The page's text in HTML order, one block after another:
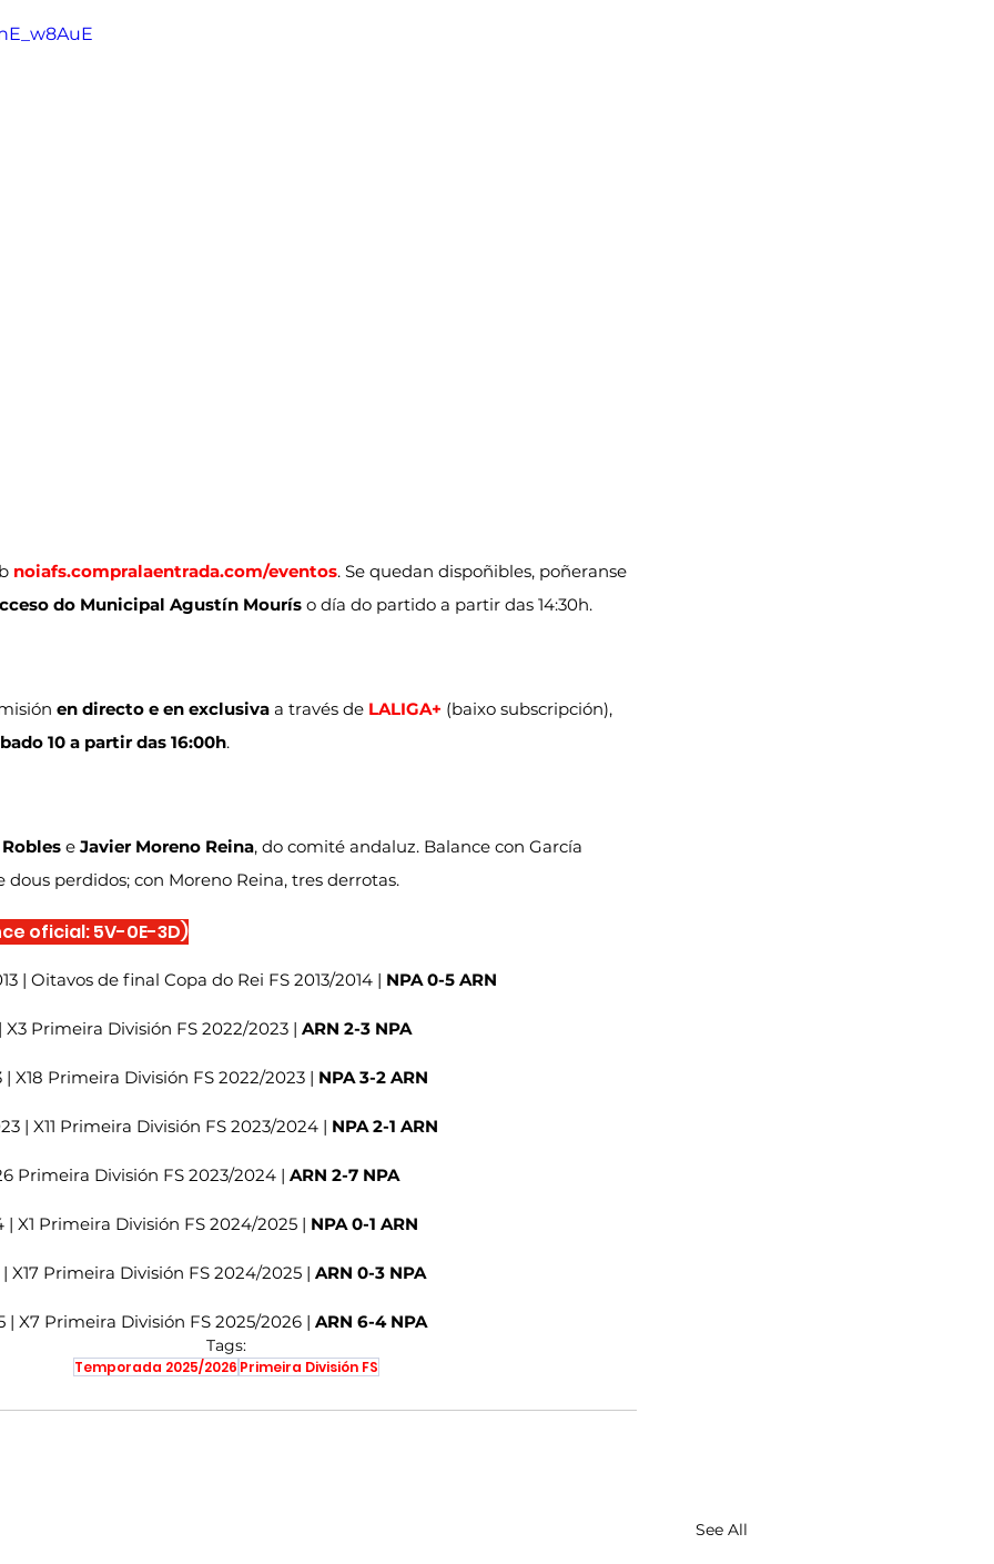
noiafs.compralaentrada.com/eventos. Se quedan dispoñibles, poñeranse
do Municipal Agustín Mourís o día do partido a partir das 14:30h.
en directo e en exclusiva a través de LALIGA+ (baixo subscripción),
10 a partir das 16:00h.
e Javier Moreno Reina, do comité andaluz. Balance con García
dous perdidos; con Moreno Reina, tres derrotas.
oficial: 5V-0E-3D)
| Oitavos de final Copa do Rei FS 2013/2014 | NPA 0-5 ARN
X3 Primeira División FS 2022/2023 | ARN 2-3 NPA
| X18 Primeira División FS 2022/2023 | NPA 3-2 ARN
| X11 Primeira División FS 2023/2024 | NPA 2-1 ARN
Primeira División FS 2023/2024 | ARN 2-7 NPA
| X1 Primeira División FS 2024/2025 | NPA 0-1 ARN
| X17 Primeira División FS 2024/2025 | ARN 0-3 NPA
| X7 Primeira División FS 2025/2026 | ARN 6-4 NPA
Tags:
Temporada 2025/2026 Primeira División FS
See All